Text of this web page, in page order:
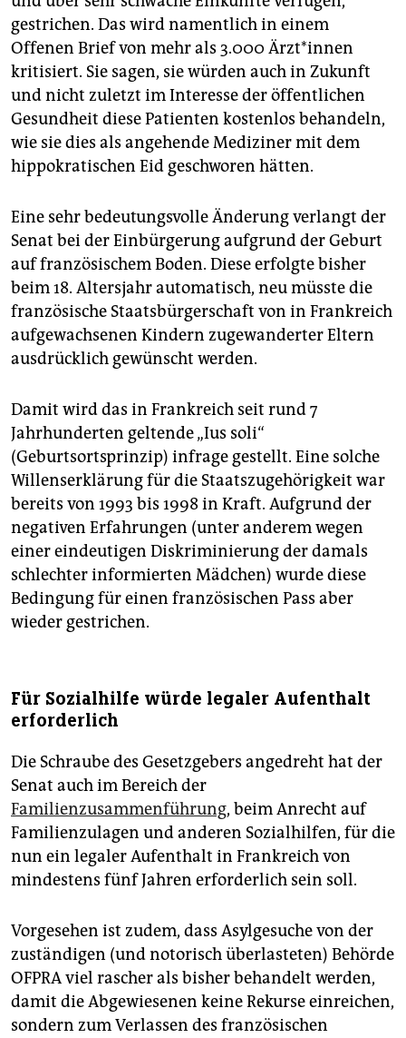
gestrichen. Das wird namentlich in einem
Offenen Brief von mehr als 3.000 Ärz­t*in­nen
kritisiert. Sie sagen, sie würden auch in Zukunft
und nicht zuletzt im Interesse der öffentlichen
Gesundheit diese Patienten kostenlos behandeln,
wie sie dies als angehende Mediziner mit dem
hippokratischen Eid geschworen hätten.
Eine sehr bedeutungsvolle Änderung verlangt der
Senat bei der Einbürgerung aufgrund der Geburt
auf französischem Boden. Diese erfolgte bisher
beim 18. Altersjahr automatisch, neu müsste die
französische Staatsbürgerschaft von in Frankreich
aufgewachsenen Kindern zugewanderter Eltern
ausdrücklich gewünscht werden.
Damit wird das in Frankreich seit rund 7
Jahrhunderten geltende „Ius soli“
(Geburtsortsprinzip) infrage gestellt. Eine solche
Willenserklärung für die Staatszugehörigkeit war
bereits von 1993 bis 1998 in Kraft. Aufgrund der
negativen Erfahrungen (unter anderem wegen
einer eindeutigen Diskriminierung der damals
schlechter informierten Mädchen) wurde diese
Bedingung für einen französischen Pass aber
wieder gestrichen.
Für Sozialhilfe würde legaler Aufenthalt
erforderlich
Die Schraube des Gesetzgebers angedreht hat der
Senat auch im Bereich der
Familienzusammenführung, beim Anrecht auf
Familienzulagen und anderen Sozialhilfen, für die
nun ein legaler Aufenthalt in Frankreich von
mindestens fünf Jahren erforderlich sein soll.
Vorgesehen ist zudem, dass Asylgesuche von der
zuständigen (und notorisch überlasteten) Behörde
OFPRA viel rascher als bisher behandelt werden,
damit die Abgewiesenen keine Rekurse einreichen,
sondern zum Verlassen des französischen